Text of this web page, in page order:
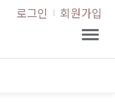
로그인 회원가입